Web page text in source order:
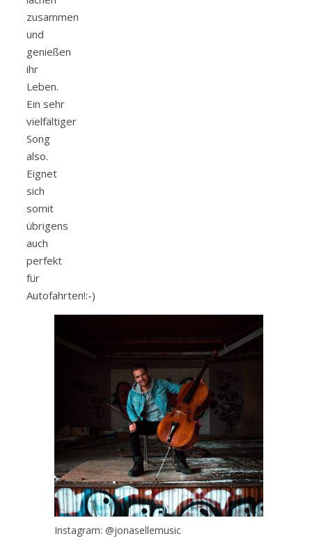
zusammen
und
genießen
ihr
Leben.
Ein sehr
vielfältiger
Song
also.
Eignet
sich
somit
übrigens
auch
perfekt
für
Autofahrten!:-)
Instagram: @jonasellemusic